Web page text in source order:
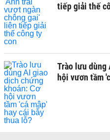
tiếp giải thế
Trào lưu dùng
hội vươn tầm